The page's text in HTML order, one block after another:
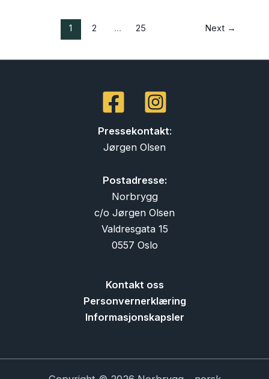
1 2 … 25 Next →
Pressekontakt:
Jørgen Olsen
Postadresse:
Norbrygg
c/o Jørgen Olsen
Valdresgata 15
0557 Oslo
Kontakt oss
Personvernerklæring
Informasjonskapsler